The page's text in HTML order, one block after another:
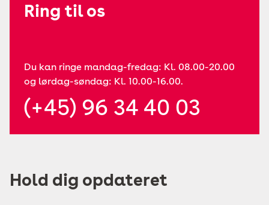
Ring til os
Du kan ringe mandag-fredag: Kl. 08.00-20.00
og lørdag-søndag: Kl. 10.00-16.00.
(+45) 96 34 40 03
Hold dig opdateret